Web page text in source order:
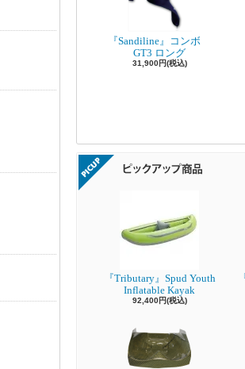
『Sandiline』コンボ
GT3 ロング
31,900円(税込)
『Tributary』Spud Youth
Inflatable Kayak
92,400円(税込)